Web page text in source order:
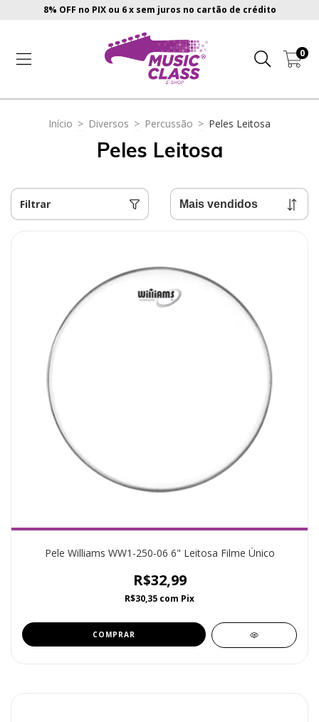
8% OFF no PIX ou 6 x sem juros no cartão de crédito
0
Início > Diversos > Percussão > Peles Leitosa
Peles Leitosa
Filtrar
Pele Williams WW1-250-06 6" Leitosa Filme Único
R$32,99
R$30,35 com Pix